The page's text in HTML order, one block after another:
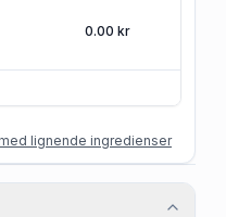
0.00 kr
lignende ingredienser